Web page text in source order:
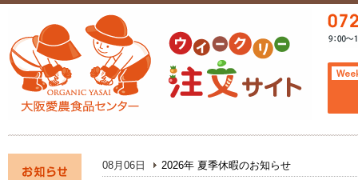
08月06日
2026年 夏季休暇のお知らせ